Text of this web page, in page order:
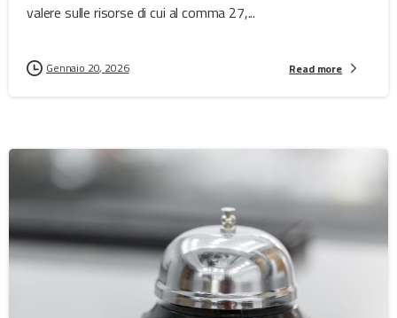
valere sulle risorse di cui al comma 27,...
Gennaio 20, 2026 Read more